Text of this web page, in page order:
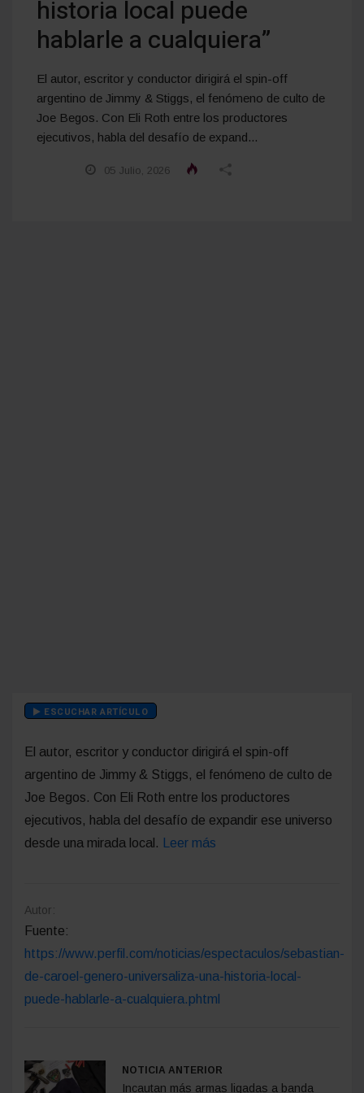
historia local puede
hablarle a cualquiera”
El autor, escritor y conductor dirigirá el spin-off
argentino de Jimmy & Stiggs, el fenómeno de culto de
Joe Begos. Con Eli Roth entre los productores
ejecutivos, habla del desafío de expand...
05 Julio, 2026
ESCUCHAR ARTÍCULO
El autor, escritor y conductor dirigirá el spin-off
argentino de Jimmy & Stiggs, el fenómeno de culto de
Joe Begos. Con Eli Roth entre los productores
ejecutivos, habla del desafío de expandir ese universo
desde una mirada local.
Leer más
Autor:
Fuente:
https://www.perfil.com/noticias/espectaculos/sebastian-
de-caroel-genero-universaliza-una-historia-local-
puede-hablarle-a-cualquiera.phtml
NOTICIA ANTERIOR
Incautan más armas ligadas a banda